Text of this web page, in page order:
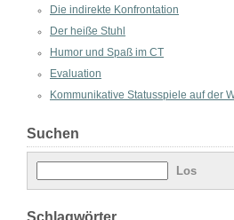
Die indirekte Konfrontation
Der heiße Stuhl
Humor und Spaß im CT
Evaluation
Kommunikative Statusspiele auf der
Suchen